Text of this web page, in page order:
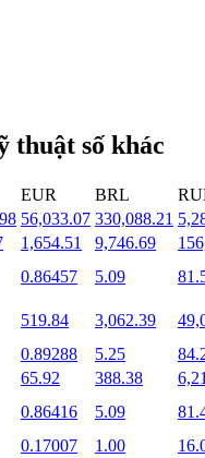
tức
token phổ biến.
thuật số khác
EUR BRL
56,033.07 330,088.21
1,654.51 9,746.69
0.86457 5.09
519.84 3,062.39
0.89288 5.25
65.92 388.38
0.86416 5.09
0.17007 1.00